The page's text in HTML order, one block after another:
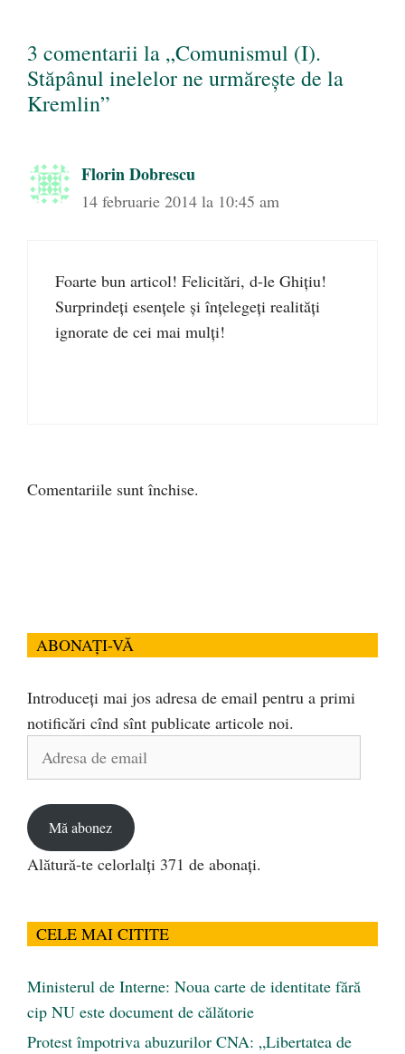
3 comentarii la „Comunismul (I).
Stăpânul inelelor ne urmăreşte de la
Kremlin”
Florin Dobrescu
14 februarie 2014 la 10:45 am
Foarte bun articol! Felicitări, d-le Ghiţiu!
Surprindeţi esenţele şi înţelegeţi realităţi
ignorate de cei mai mulţi!
Comentariile sunt închise.
ABONAȚI-VĂ
Introduceți mai jos adresa de email pentru a primi
notificări cînd sînt publicate articole noi.
Adresa
Mă abonez
Alătură-te celorlalți 371 de abonați.
CELE MAI CITITE
Ministerul de Interne: Noua carte de identitate fără
cip NU este document de călătorie
Protest împotriva abuzurilor CNA: „Libertatea de